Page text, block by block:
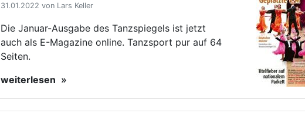
Im spanischen Fene wurde das
Qualifikationsturnier der Lateiner für die World
Games ausgetragen. Zugelassen waren Amateur-
und Profipaare. So trafen Marius-Andrei